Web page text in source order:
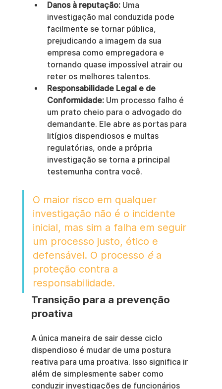
Danos à reputação: Uma
investigação mal conduzida pode
facilmente se tornar pública,
prejudicando a imagem da sua
empresa como empregadora e
tornando quase impossível atrair ou
reter os melhores talentos.
Responsabilidade Legal e de
Conformidade: Um processo falho é
um prato cheio para o advogado do
demandante. Ele abre as portas para
litígios dispendiosos e multas
regulatórias, onde a própria
investigação se torna a principal
testemunha contra você.
O maior risco em qualquer
investigação não é o incidente
inicial, mas sim a falha em seguir
um processo justo, ético e
defensável. O processo é a
proteção contra a
responsabilidade.
Transição para a prevenção
proativa
A única maneira de sair desse ciclo
dispendioso é mudar de uma postura
reativa para uma proativa. Isso significa ir
além de simplesmente saber como
conduzir investigações de funcionários